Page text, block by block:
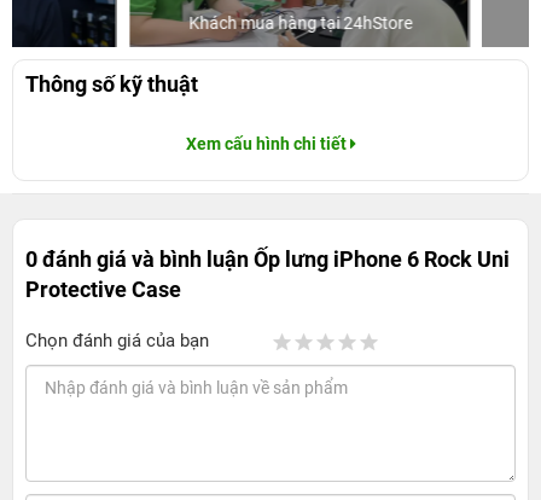
Khách mua hàng tại 24hStore
Thông số kỹ thuật
Xem cấu hình chi tiết
0 đánh giá và bình luậnỐp lưng iPhone 6 Rock Uni
Protective Case
Chọn đánh giá của bạn